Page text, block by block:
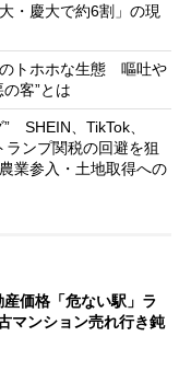
・慶大で約6割」の現
トホホな生態 嘔吐や
客”とは
SHEIN、TikTok、
ンプ関税の回避を狙
業参入・土地取得への
産価格「危ない駅」ラ
マンション売れ行き鈍